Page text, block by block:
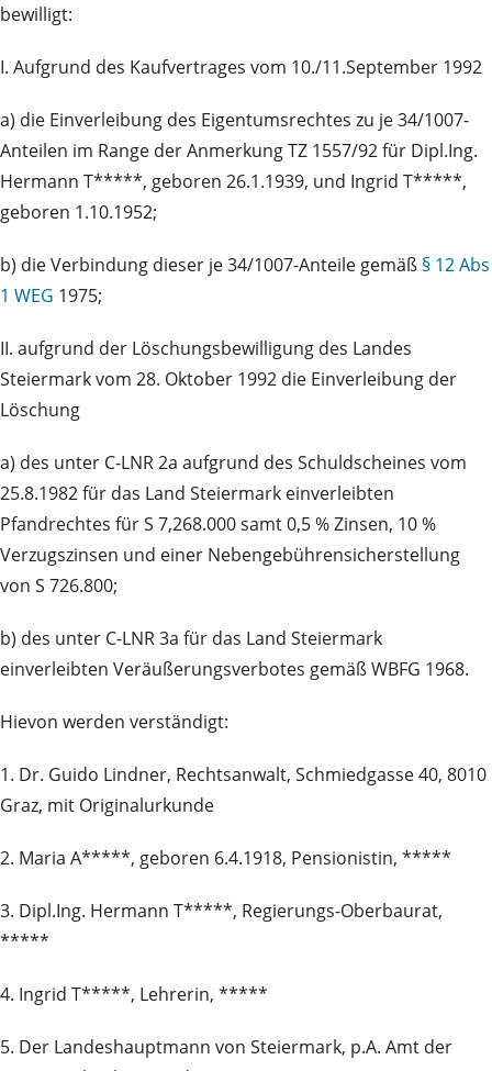
bewilligt:
I. Aufgrund des Kaufvertrages vom 10./11.September 1992
a) die Einverleibung des Eigentumsrechtes zu je 34/1007-
Anteilen im Range der Anmerkung TZ 1557/92 für Dipl.Ing.
Hermann T*****, geboren 26.1.1939, und Ingrid T*****,
geboren 1.10.1952;
b) die Verbindung dieser je 34/1007-Anteile gemäß § 12 Abs
1 WEG 1975;
II. aufgrund der Löschungsbewilligung des Landes
Steiermark vom 28. Oktober 1992 die Einverleibung der
Löschung
a) des unter C-LNR 2a aufgrund des Schuldscheines vom
25.8.1982 für das Land Steiermark einverleibten
Pfandrechtes für S 7,268.000 samt 0,5 % Zinsen, 10 %
Verzugszinsen und einer Nebengebührensicherstellung
von S 726.800;
b) des unter C-LNR 3a für das Land Steiermark
einverleibten Veräußerungsverbotes gemäß WBFG 1968.
Hievon werden verständigt:
1. Dr. Guido Lindner, Rechtsanwalt, Schmiedgasse 40, 8010
Graz, mit Originalurkunde
2. Maria A*****, geboren 6.4.1918, Pensionistin, *****
3. Dipl.Ing. Hermann T*****, Regierungs-Oberbaurat,
*****
4. Ingrid T*****, Lehrerin, *****
5. Der Landeshauptmann von Steiermark, p.A. Amt der